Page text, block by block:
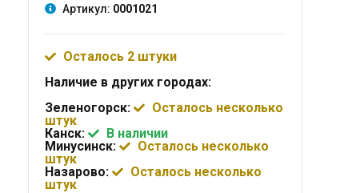
Артикул: 0001021
Осталось 2 штуки
Наличие в других городах:
Зеленогорск:
Осталось несколько
штук
Канск:
В наличии
Минусинск:
Осталось несколько
штук
Назарово:
Осталось несколько
штук